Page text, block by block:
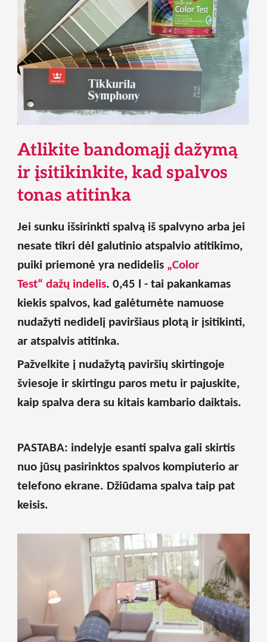
Atlikite bandomąjį dažymą
ir įsitikinkite, kad spalvos
tonas atitinka
Jei sunku išsirinkti spalvą iš spalvyno arba jei
nesate tikri dėl galutinio atspalvio atitikimo,
puiki priemonė yra nedidelis „Color
Test“ dažų indelis. 0,45 l - tai pakankamas
kiekis spalvos, kad galėtumėte namuose
nudažyti nedidelį paviršiaus plotą ir įsitikinti,
ar atspalvis atitinka.
Pažvelkite į nudažytą paviršių skirtingoje
šviesoje ir skirtingu paros metu ir pajuskite,
kaip spalva dera su kitais kambario daiktais.
PASTABA: indelyje esanti spalva gali skirtis
nuo jūsų pasirinktos spalvos kompiuterio ar
telefono ekrane. Džiūdama spalva taip pat
keisis.